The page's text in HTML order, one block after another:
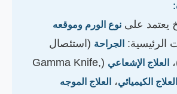
يعتمد على نوع الورم وموقعه
الرئيسية: الجراحة (استئصال
العلاج الإشعاعي
(Gamma Knife,
العلاج الكيميائي، العلاج الموجه